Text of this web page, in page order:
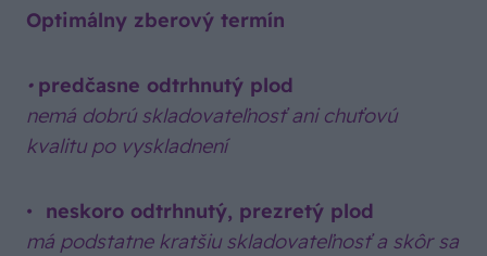
Optimálny zberový termín
• predčasne odtrhnutý plod
nemá dobrú skladovateľnosť ani chuťovú
kvalitu po vyskladnení
• neskoro odtrhnutý, prezretý plod
má podstatne kratšiu skladovateľnosť a skôr sa